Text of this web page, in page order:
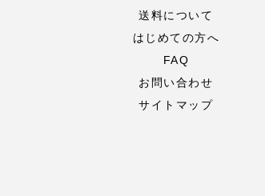
送料について
はじめての方へ
FAQ
お問い合わせ
サイトマップ